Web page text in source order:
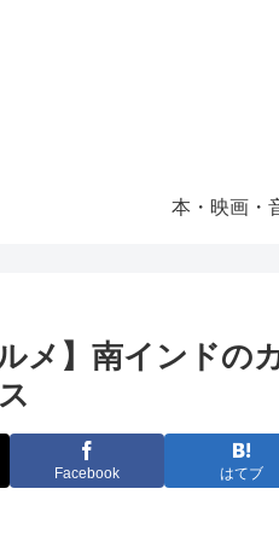
本・映画・
ルメ】南インドの
Facebook はてブ